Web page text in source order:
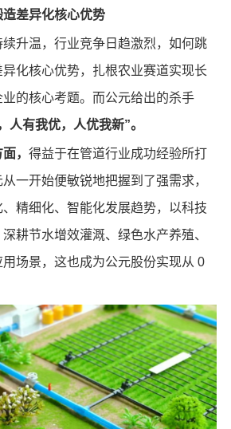
差异化核心优势
升温，行业竞争日趋激烈，如何跳
化核心优势，扎根农业赛道实现长
的核心考题。而公元给出的杀手
人有我优，人优我新”。
， 得益于在管道行业成功经验所打
一开始便敏锐地把握到了强需求，
精细化、智能化发展趋势，以科技
耕节水增效灌溉、绿色水产养殖、
场景，这也成为公元股份实现从 0